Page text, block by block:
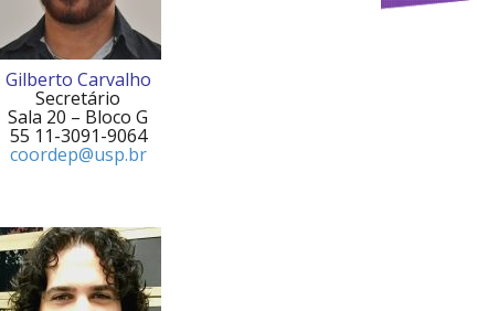
Gilberto Carvalho
Secretário
Sala 20 – Bloco G
55 11-3091-9064
coordep@usp.br